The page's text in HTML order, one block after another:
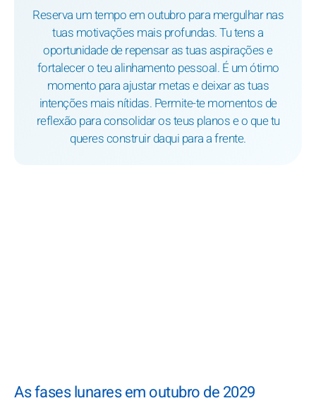
Reserva um tempo em outubro para mergulhar nas
tuas motivações mais profundas. Tu tens a
oportunidade de repensar as tuas aspirações e
fortalecer o teu alinhamento pessoal. É um ótimo
momento para ajustar metas e deixar as tuas
intenções mais nítidas. Permite-te momentos de
reflexão para consolidar os teus planos e o que tu
queres construir daqui para a frente.
As fases lunares em outubro de 2029